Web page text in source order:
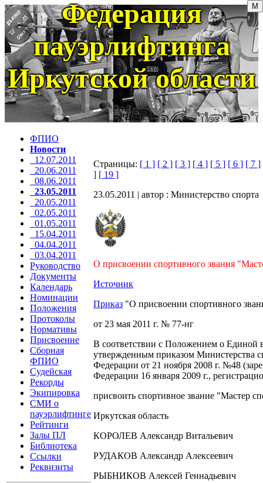
Федерация
пауэрлифтинга
Иркутской области
ФПИО
Новости
12.07.2011
20.06.2011
08.06.2011
23.05.2011
20.05.2011
02.05.2011
01.05.2011
15.04.2011
04.04.2011
03.04.2011
Руководство
Документы
Календарь
Номинации
Положения
Протоколы
Нормативы
Присвоение
Сборная
ФПИО
Судейская
Рекорды
Экипировка
СМИ о
пауэрлифтинге
Рейтинги
Залы ПЛ
Библиотека
Ссылки
Реквизиты
Страницы: [ 1 ] [ 2 ] [ 3 ] [ 4 ] [ 5 ] [ 6 ] [ 7 ]
] [ 19 ]
23.05.2011 | автор : Министерство спорта
О присвоении спортивного звания
Источник
Приказ "О присвоении спортивного
от 23 мая 2011 г. № 77-нг
В соответствии с Положением о Единой
утвержденным приказом Министерства
Федерации от 21 ноября 2008 г. №48
Федерации 16 января 2009 г.,
присвоить спортивное звание "Мастер
Иркутская область
КОРОЛЕВ Александр Витальевич
РУДАКОВ Александр Алексеевич
РЫБНИКОВ Алексей Геннадьевич